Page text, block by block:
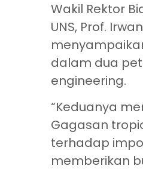
Wakil Rektor
UNS, Prof.
dalam dua
engineering.
“Keduanya
Gagasan
terhadap
memberikan